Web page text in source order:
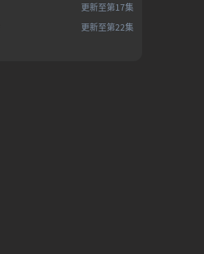
更新至第17集
更新至第22集